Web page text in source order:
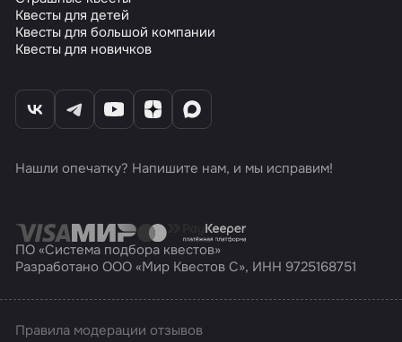
Квесты для детей
Квесты для большой компании
Квесты для новичков
Нашли опечатку? Напишите нам, и мы исправим!
ПО «Система подбора квестов»
Разработано ООО «Мир Квестов С», ИНН 9725168751
Правила модерации отзывов